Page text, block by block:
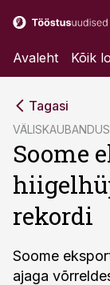
Avaleht Kõik
Tagasi
VÄLISKAUBANDUS
Soome
rekordi
Soome
ajaga